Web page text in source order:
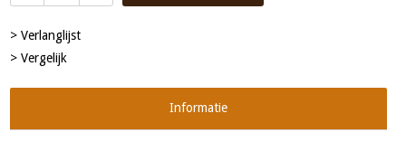
> Verlanglijst
> Vergelijk
Informatie